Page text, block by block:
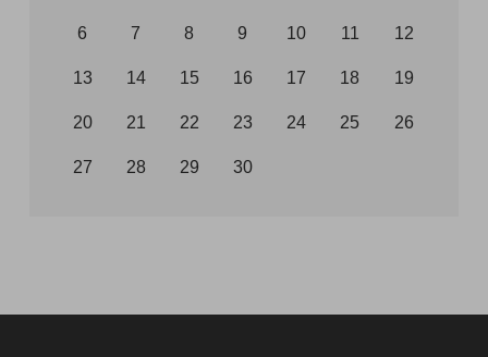
6 7 8 9 10 11 12
13 14 15 16 17 18 19
20 21 22 23 24 25 26
27 28 29 30